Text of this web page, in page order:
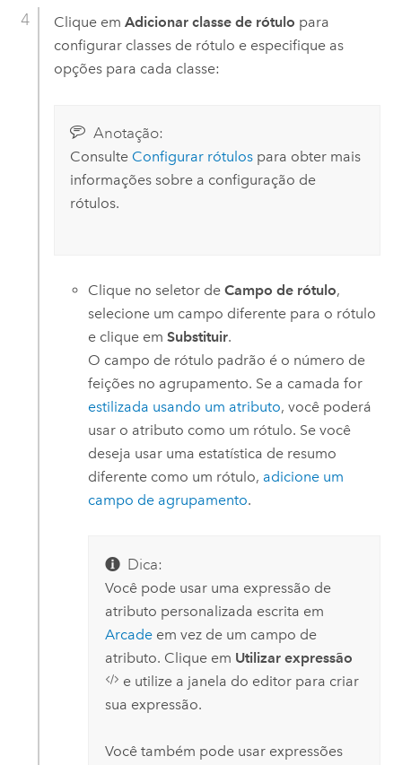
Clique em Adicionar classe de rótulo para
configurar classes de rótulo e especifique as
opções para cada classe:
Anotação:
Consulte Configurar rótulospara obter mais
informações sobre a configuração de
rótulos.
Clique no seletor deCampo de rótulo,
selecione um campo diferente para o rótulo
e clique emSubstituir.
O campo de rótulo padrão é o número de
feições no agrupamento. Se a camada for
estilizada usando um atributo, você poderá
usar o atributo como um rótulo. Se você
deseja usar uma estatística de resumo
diferente como um rótulo, adicione um
campo de agrupamento.
Dica:
Você pode usar uma expressão de
atributo personalizada escrita em
Arcadeem vez de um campo de
atributo. Clique em Utilizar expressão
e utilize a janela do editor para criar
sua expressão.
Você também pode usar expressões